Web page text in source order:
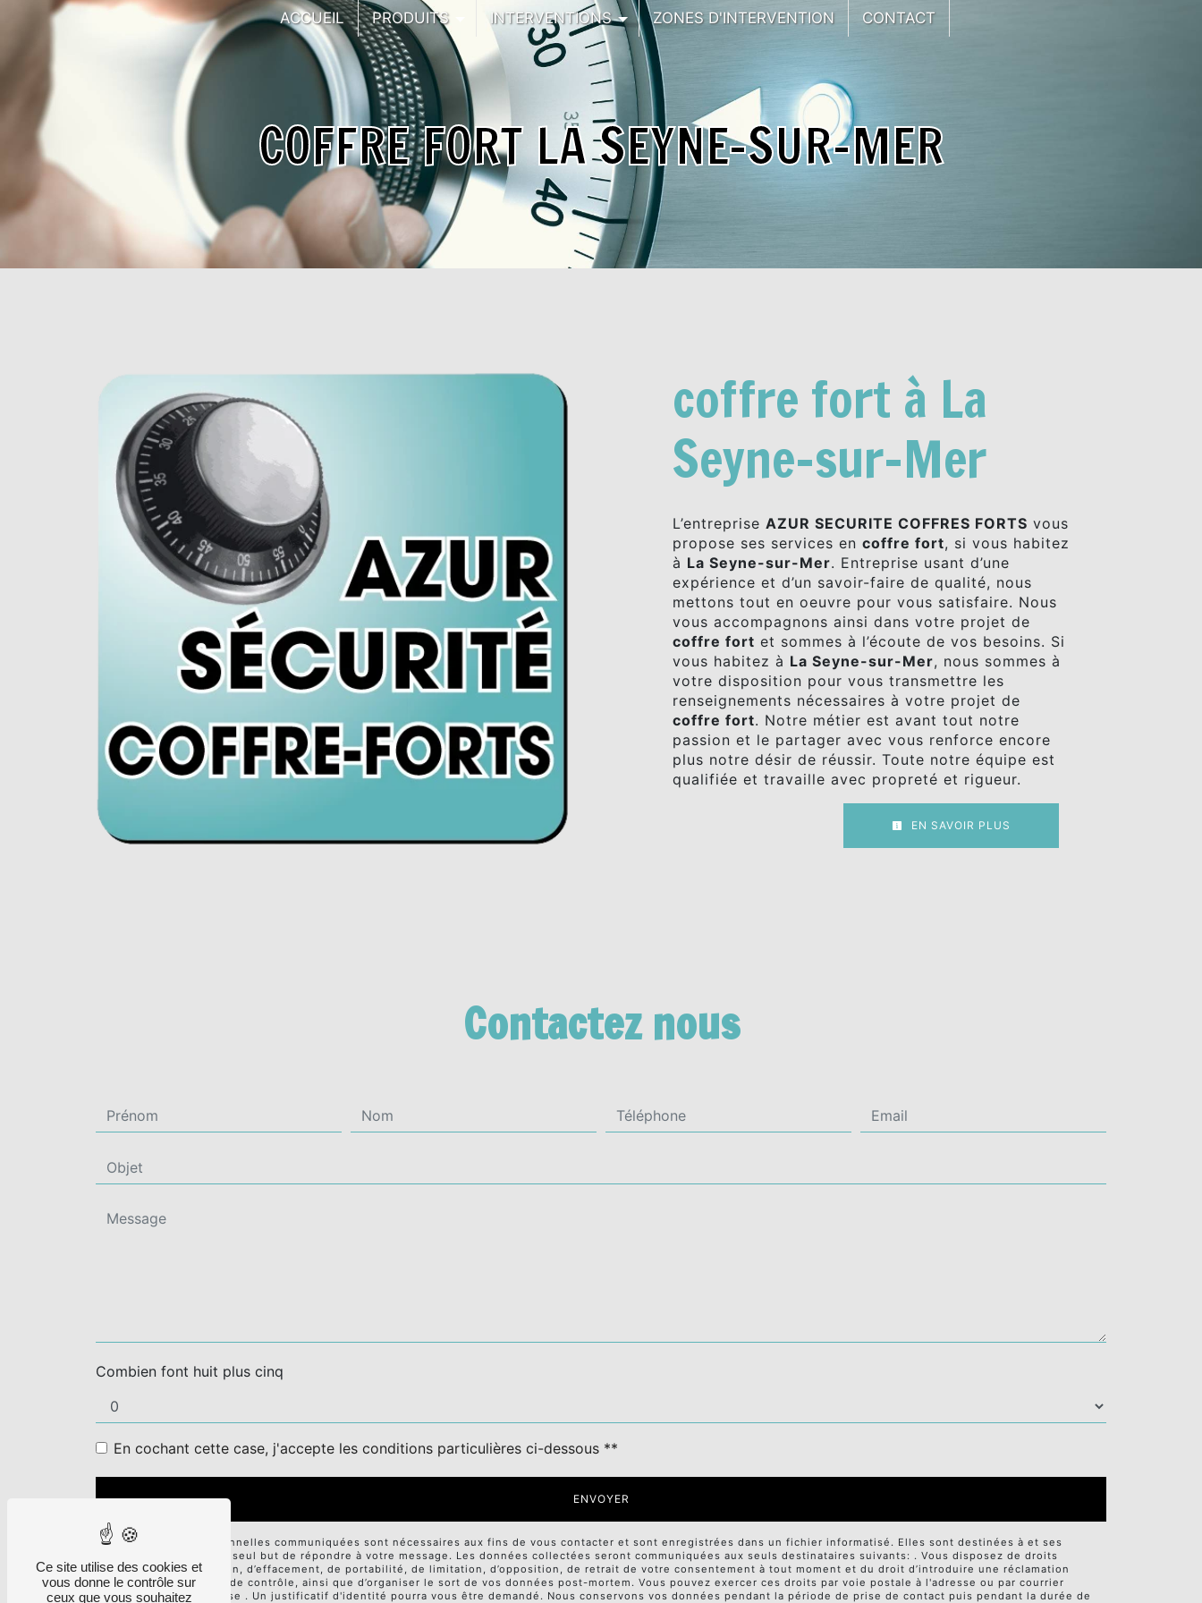
ACCUEIL PRODUITS INTERVENTIONS ZONES D'INTERVENTION CONTACT
COFFRE FORT LA SEYNE-SUR-MER
coffre fort à La
Seyne-sur-Mer
L’entreprise AZUR SECURITE COFFRES FORTS vous
propose ses services en coffre fort, si vous habitez
à La Seyne-sur-Mer. Entreprise usant d’une
expérience et d’un savoir-faire de qualité, nous
mettons tout en oeuvre pour vous satisfaire. Nous
vous accompagnons ainsi dans votre projet de
coffre fort et sommes à l’écoute de vos besoins. Si
vous habitez à La Seyne-sur-Mer, nous sommes à
votre disposition pour vous transmettre les
renseignements nécessaires à votre projet de
coffre fort. Notre métier est avant tout notre
passion et le partager avec vous renforce encore
plus notre désir de réussir. Toute notre équipe est
qualifiée et travaille avec propreté et rigueur.
EN SAVOIR PLUS
Contactez nous
Combien font huit plus cinq
En cochant cette case, j'accepte les conditions particulières ci-dessous **
ENVOYER
** Les données personnelles communiquées sont nécessaires aux fins de vous contacter et sont enregistrées dans un fichier informatisé. Elles sont destinées à et ses
sous-traitants dans le seul but de répondre à votre message. Les données collectées seront communiquées aux seuls destinataires suivants: . Vous disposez de droits
d’accès, de rectification, d’effacement, de portabilité, de limitation, d’opposition, de retrait de votre consentement à tout moment et du droit d’introduire une réclamation
auprès d’une autorité de contrôle, ainsi que d’organiser le sort de vos données post-mortem. Vous pouvez exercer ces droits par voie postale à l'adresse ou par courrier
électronique à l'adresse . Un justificatif d'identité pourra vous être demandé. Nous conservons vos données pendant la période de prise de contact puis pendant la durée de
Panneau de gestion des cookies
Ce site utilise des cookies et
vous donne le contrôle sur
ceux que vous souhaitez